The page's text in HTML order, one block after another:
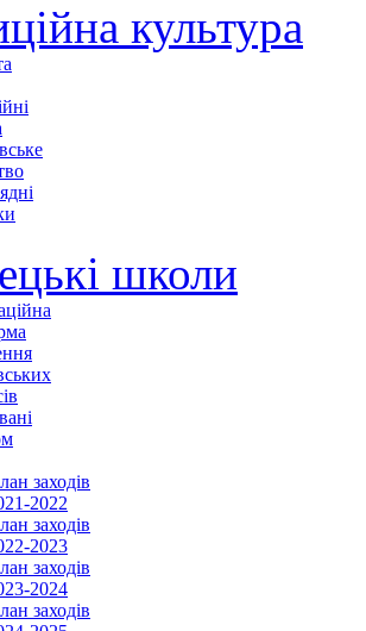
культура
школи
заходів
2022
заходів
2023
заходів
2024
заходів